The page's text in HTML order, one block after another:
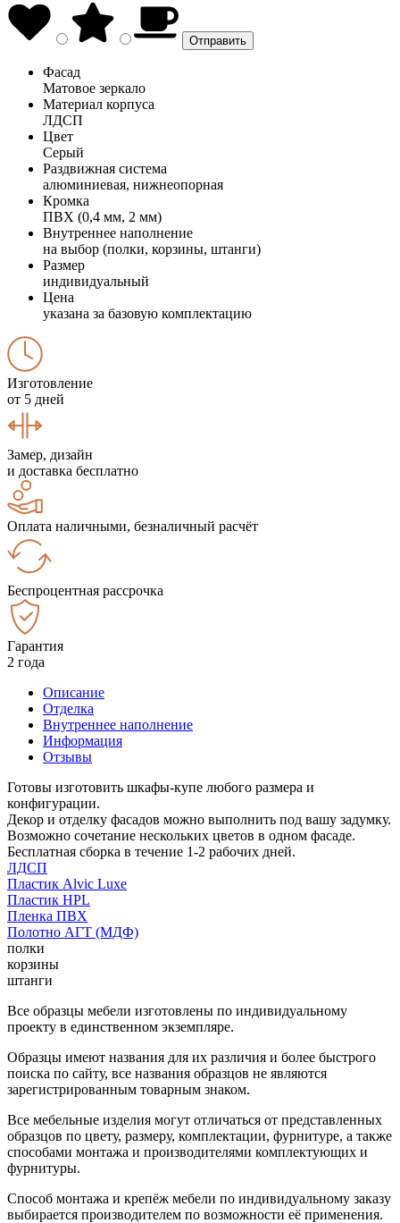
Фасад
Матовое зеркало
Материал корпуса
ЛДСП
Цвет
Серый
Раздвижная система
алюминиевая, нижнеопорная
Кромка
ПВХ (0,4 мм, 2 мм)
Внутреннее наполнение
на выбор (полки, корзины, штанги)
Размер
индивидуальный
Цена
указана за базовую комплектацию
Изготовление
от 5 дней
Замер, дизайн
и доставка бесплатно
Оплата наличными, безналичный расчёт
Беспроцентная рассрочка
Гарантия
2 года
Описание
Отделка
Внутреннее наполнение
Информация
Отзывы
Готовы изготовить шкафы-купе любого размера и
конфигурации.
Декор и отделку фасадов можно выполнить под вашу задумку.
Возможно сочетание нескольких цветов в одном фасаде.
Бесплатная сборка в течение 1-2 рабочих дней.
ЛДСП
Пластик Alvic Luxe
Пластик HPL
Пленка ПВХ
Полотно АГТ (МДФ)
полки
корзины
штанги
Все образцы мебели изготовлены по индивидуальному
проекту в единственном экземпляре.
Образцы имеют названия для их различия и более быстрого
поиска по сайту, все названия образцов не являются
зарегистрированным товарным знаком.
Все мебельные изделия могут отличаться от представленных
образцов по цвету, размеру, комплектации, фурнитуре, а также
способами монтажа и производителями комплектующих и
фурнитуры.
Способ монтажа и крепёж мебели по индивидуальному заказу
выбирается производителем по возможности её применения.